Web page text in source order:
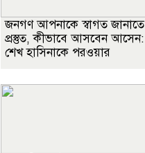
জনগণ আপনাকে স্বাগত জানাতে
প্রস্তুত, কীভাবে আসবেন আসেন:
শেখ হাসিনাকে পরওয়ার